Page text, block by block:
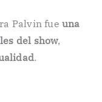
Palvin fue una
del show,
.